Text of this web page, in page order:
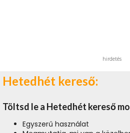
hirdetés
Hetedhét kereső:
Töltsd le a Hetedhét kereső
Egyszerű használat